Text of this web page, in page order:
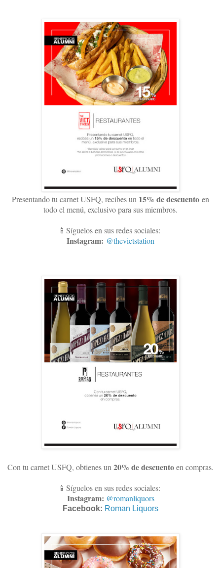
Presentando tu carnet USFQ, recibes un 15% de descuento en
todo el menú, exclusivo para sus miembros.
📱Síguelos en sus redes sociales:
Instagram: @thevietstation
Con tu carnet USFQ, obtienes un20% de descuentoen compras.
📱Síguelos en sus redes sociales:
Instagram: @romanliquors
Facebook: Roman Liquors